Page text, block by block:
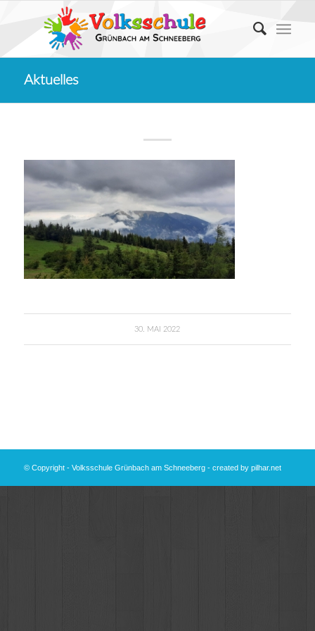
Aktuelles
30. MAI 2022
© Copyright - Volksschule Grünbach am Schneeberg - created by pilhar.net